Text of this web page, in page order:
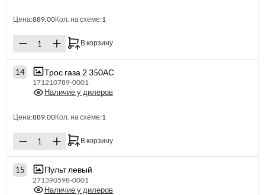
Цена:889.00Кол. на схеме:1
В корзину
14 Трос газа 2 350АС
171210789-0001
Наличие у дилеров
Цена:889.00Кол. на схеме:1
В корзину
15 Пульт левый
271390598-0001
Наличие у дилеров